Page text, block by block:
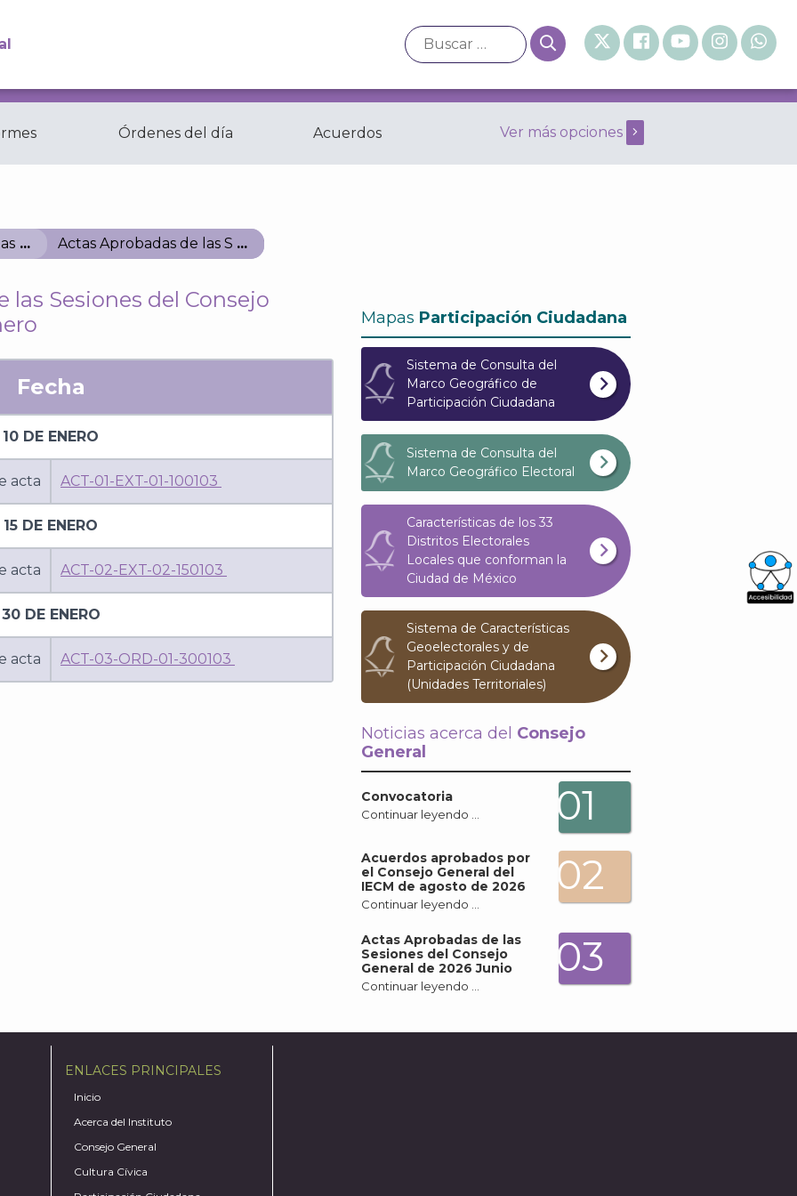
Órdenes del día Acuerdos Ver más opciones
Actas Aprobadas de las Sesiones del Consejo General de 2003 Enero
las Sesiones del Consejo
Fecha
10 DE ENERO
acta ACT-01-EXT-01-100103
15 DE ENERO
acta ACT-02-EXT-02-150103
30 DE ENERO
acta ACT-03-ORD-01-300103
Mapas Participación Ciudadana
Sistema de Consulta del
Marco Geográfico de
Participación Ciudadana
Sistema de Consulta del
Marco Geográfico Electoral
Características de los 33
Distritos Electorales
Locales que conforman la
Ciudad de México
Sistema de Características
Geoelectorales y de
Participación Ciudadana
(Unidades Territoriales)
Noticias acerca del Consejo
General
Convocatoria
Continuar leyendo … 01
Acuerdos aprobados por
el Consejo General del
IECM de agosto de 2026
Continuar leyendo …
02
Actas Aprobadas de las
Sesiones del Consejo
General de 2026 Junio
Continuar leyendo …
03
ENLACES PRINCIPALES
Inicio
Acerca del Instituto
Consejo General
Cultura Cívica